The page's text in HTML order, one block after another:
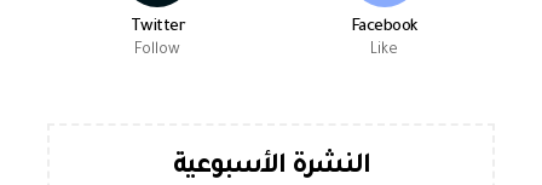
Facebook
Like
Twitter
Follow
النشرة الأسبوعية